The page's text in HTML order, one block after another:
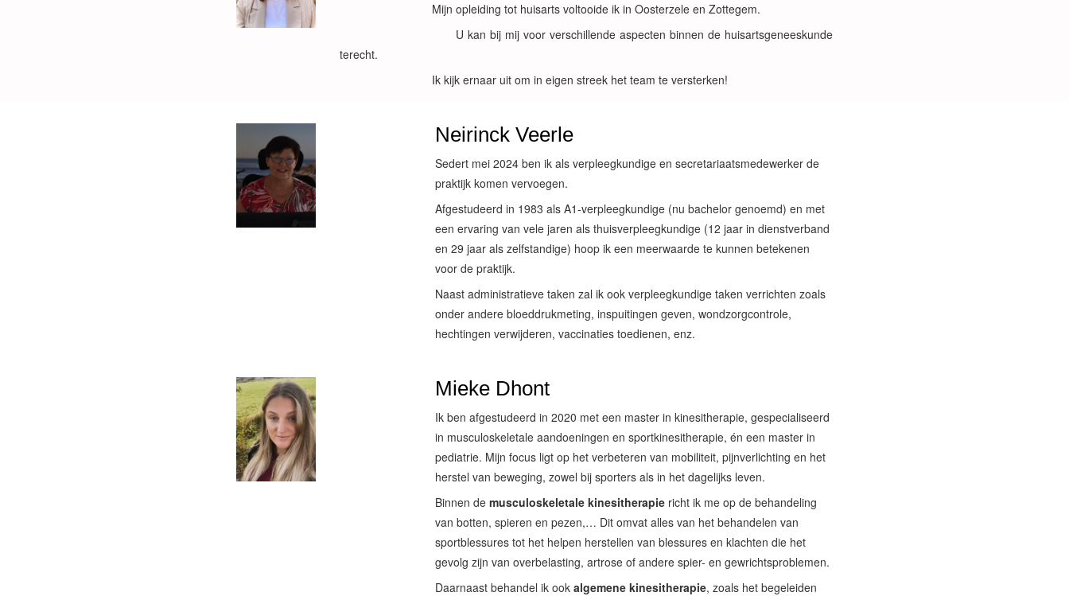
Mijn opleiding tot huisarts voltooide ik in Oosterzele en Zottegem.
U kan bij mij voor verschillende aspecten binnen de huisartsgeneeskunde
terecht.
Ik kijk ernaar uit om in eigen streek het team te versterken!
Neirinck Veerle
Sedert mei 2024 ben ik als verpleegkundige en secretariaatsmedewerker de
praktijk komen vervoegen.
Afgestudeerd in 1983 als A1-verpleegkundige (nu bachelor genoemd) en met
een ervaring van vele jaren als thuisverpleegkundige (12 jaar in dienstverband
en 29 jaar als zelfstandige) hoop ik een meerwaarde te kunnen betekenen
voor de praktijk.
Naast administratieve taken zal ik ook verpleegkundige taken verrichten zoals
onder andere bloeddrukmeting, inspuitingen geven, wondzorgcontrole,
hechtingen verwijderen, vaccinaties toedienen, enz.
Mieke Dhont
Ik ben afgestudeerd in 2020 met een master in kinesitherapie, gespecialiseerd
in musculoskeletale aandoeningen en sportkinesitherapie, én een master in
pediatrie. Mijn focus ligt op het verbeteren van mobiliteit, pijnverlichting en het
herstel van beweging, zowel bij sporters als in het dagelijks leven.
Binnen de musculoskeletale kinesitherapiericht ik me op de behandeling
van botten, spieren en pezen,… Dit omvat alles van het behandelen van
sportblessures tot het helpen herstellen van blessures en klachten die het
gevolg zijn van overbelasting, artrose of andere spier- en gewrichtsproblemen.
Daarnaast behandel ik ook algemene kinesitherapie, zoals het begeleiden